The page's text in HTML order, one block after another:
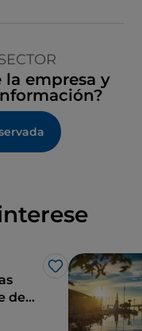
la empresa y
Me gusta
de